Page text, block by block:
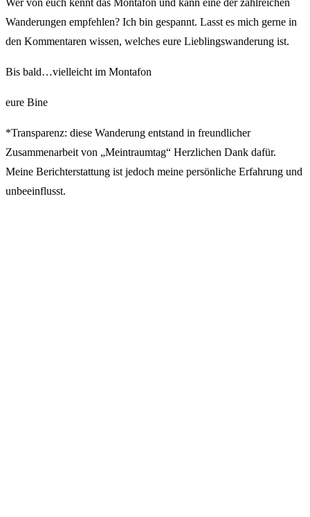
Wanderungen empfehlen? Ich bin gespannt. Lasst es mich gerne in
den Kommentaren wissen, welches eure Lieblingswanderung ist.
Bis bald…vielleicht im Montafon
eure Bine
*Transparenz: diese Wanderung entstand in freundlicher
Zusammenarbeit von „Meintraumtag“ Herzlichen Dank dafür.
Meine Berichterstattung ist jedoch meine persönliche Erfahrung und
unbeeinflusst.